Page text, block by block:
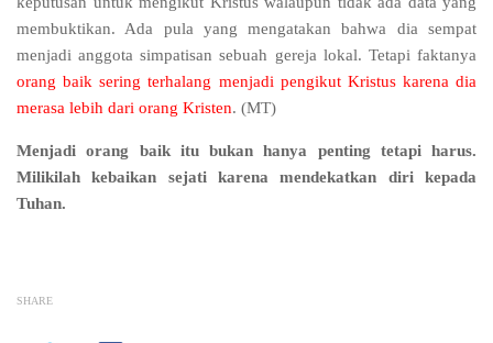
membuktikan. Ada pula yang mengatakan bahwa dia sempat
menjadi anggota simpatisan sebuah gereja lokal. Tetapi faktanya
orang baik sering terhalang menjadi pengikut Kristus karena dia
merasa lebih dari orang Kristen. (MT)
Menjadi orang baik itu bukan hanya penting tetapi harus.
Milikilah kebaikan sejati karena mendekatkan diri kepada
Tuhan.
SHARE